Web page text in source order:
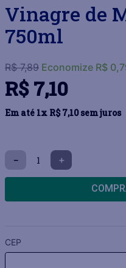
Vinagre de
750ml
R$ 7,89 Economize R$ 0,
R$ 7,10
Em até 1x R$ 7,10sem juros
＋
－
CEP